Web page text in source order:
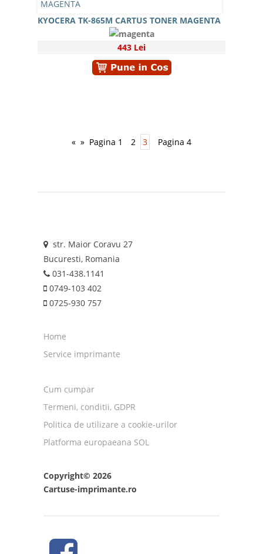
KYOCERA TK-865M CARTUS TONER MAGENTA
443 Lei
« » Pagina 1 2 3 Pagina 4
str. Maior Coravu 27
Bucuresti, Romania
031-438.1141
0749-103 402
0725-930 757
Home
Service imprimante
Cum cumpar
Termeni, conditii, GDPR
Politica de utilizare a cookie-urilor
Platforma europaeana SOL
Copyright© 2026
Cartuse-imprimante.ro